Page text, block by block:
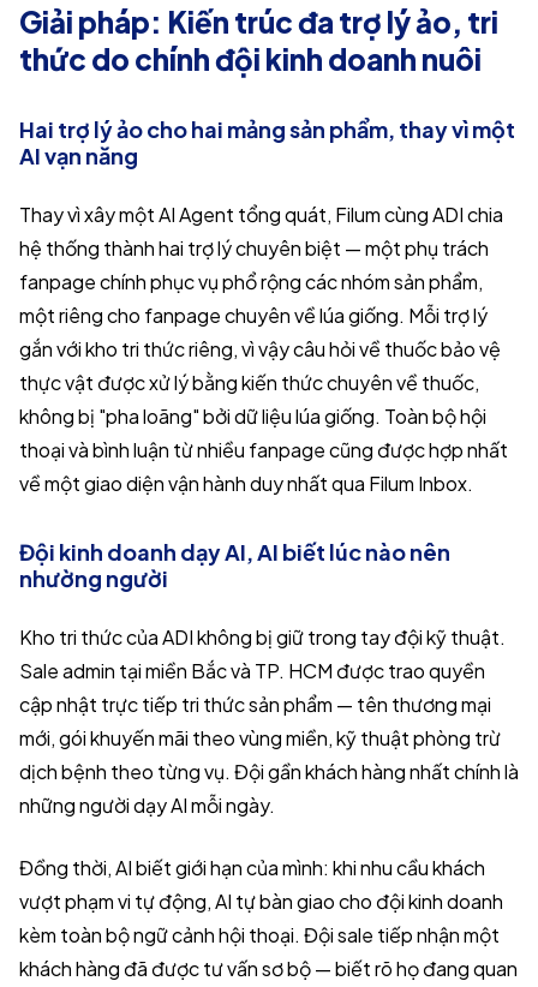
Giải pháp: Kiến trúc đa trợ lý ảo, tri
thức do chính đội kinh doanh nuôi
Hai trợ lý ảo cho hai mảng sản phẩm, thay vì một
AI vạn năng
Thay vì xây một AI Agent tổng quát, Filum cùng ADI chia
hệ thống thành hai trợ lý chuyên biệt — một phụ trách
fanpage chính phục vụ phổ rộng các nhóm sản phẩm,
một riêng cho fanpage chuyên về lúa giống. Mỗi trợ lý
gắn với kho tri thức riêng, vì vậy câu hỏi về thuốc bảo vệ
thực vật được xử lý bằng kiến thức chuyên về thuốc,
không bị "pha loãng" bởi dữ liệu lúa giống. Toàn bộ hội
thoại và bình luận từ nhiều fanpage cũng được hợp nhất
về một giao diện vận hành duy nhất qua Filum Inbox.
Đội kinh doanh dạy AI, AI biết lúc nào nên
nhường người
Kho tri thức của ADI không bị giữ trong tay đội kỹ thuật.
Sale admin tại miền Bắc và TP. HCM được trao quyền
cập nhật trực tiếp tri thức sản phẩm — tên thương mại
mới, gói khuyến mãi theo vùng miền, kỹ thuật phòng trừ
dịch bệnh theo từng vụ. Đội gần khách hàng nhất chính là
những người dạy AI mỗi ngày.
Đồng thời, AI biết giới hạn của mình: khi nhu cầu khách
vượt phạm vi tự động, AI tự bàn giao cho đội kinh doanh
kèm toàn bộ ngữ cảnh hội thoại. Đội sale tiếp nhận một
khách hàng đã được tư vấn sơ bộ — biết rõ họ đang quan